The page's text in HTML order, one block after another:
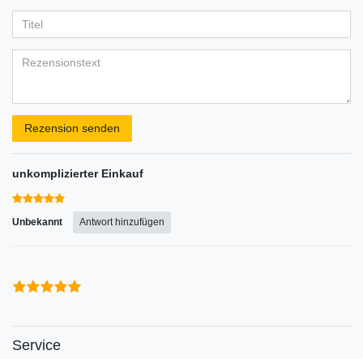
5
Bewertungssternen
5
Bewertungssternen
5
Bewertungssternen
5
Bewertungssternen
5
Bewertungssternen
Anzeigename
(optional)
Rezension senden
unkomplizierter Einkauf
Unbekannt Antwort hinzufügen
Service